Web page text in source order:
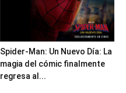
Spider-Man: Un Nuevo Día: La
magia del cómic finalmente
regresa al...